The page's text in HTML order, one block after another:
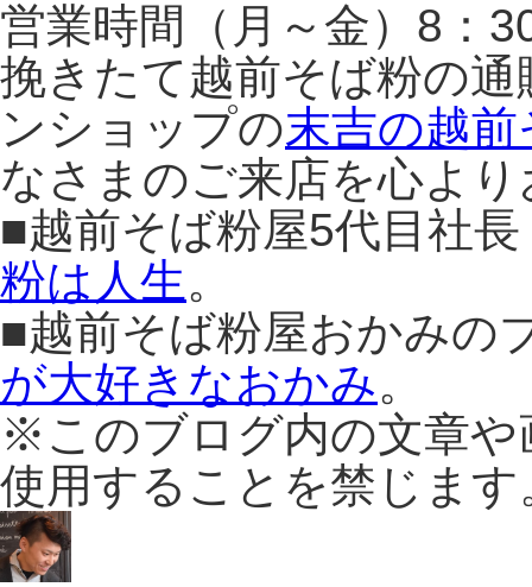
営業時間（月～金）8：
挽きたて越前そば粉の
ンショップの末吉の越
なさまのご来店を心よ
■越前そば粉屋5代目社
粉は人生。
■越前そば粉屋おかみの
が大好きなおかみ。
※このブログ内の文章や
使用することを禁じます